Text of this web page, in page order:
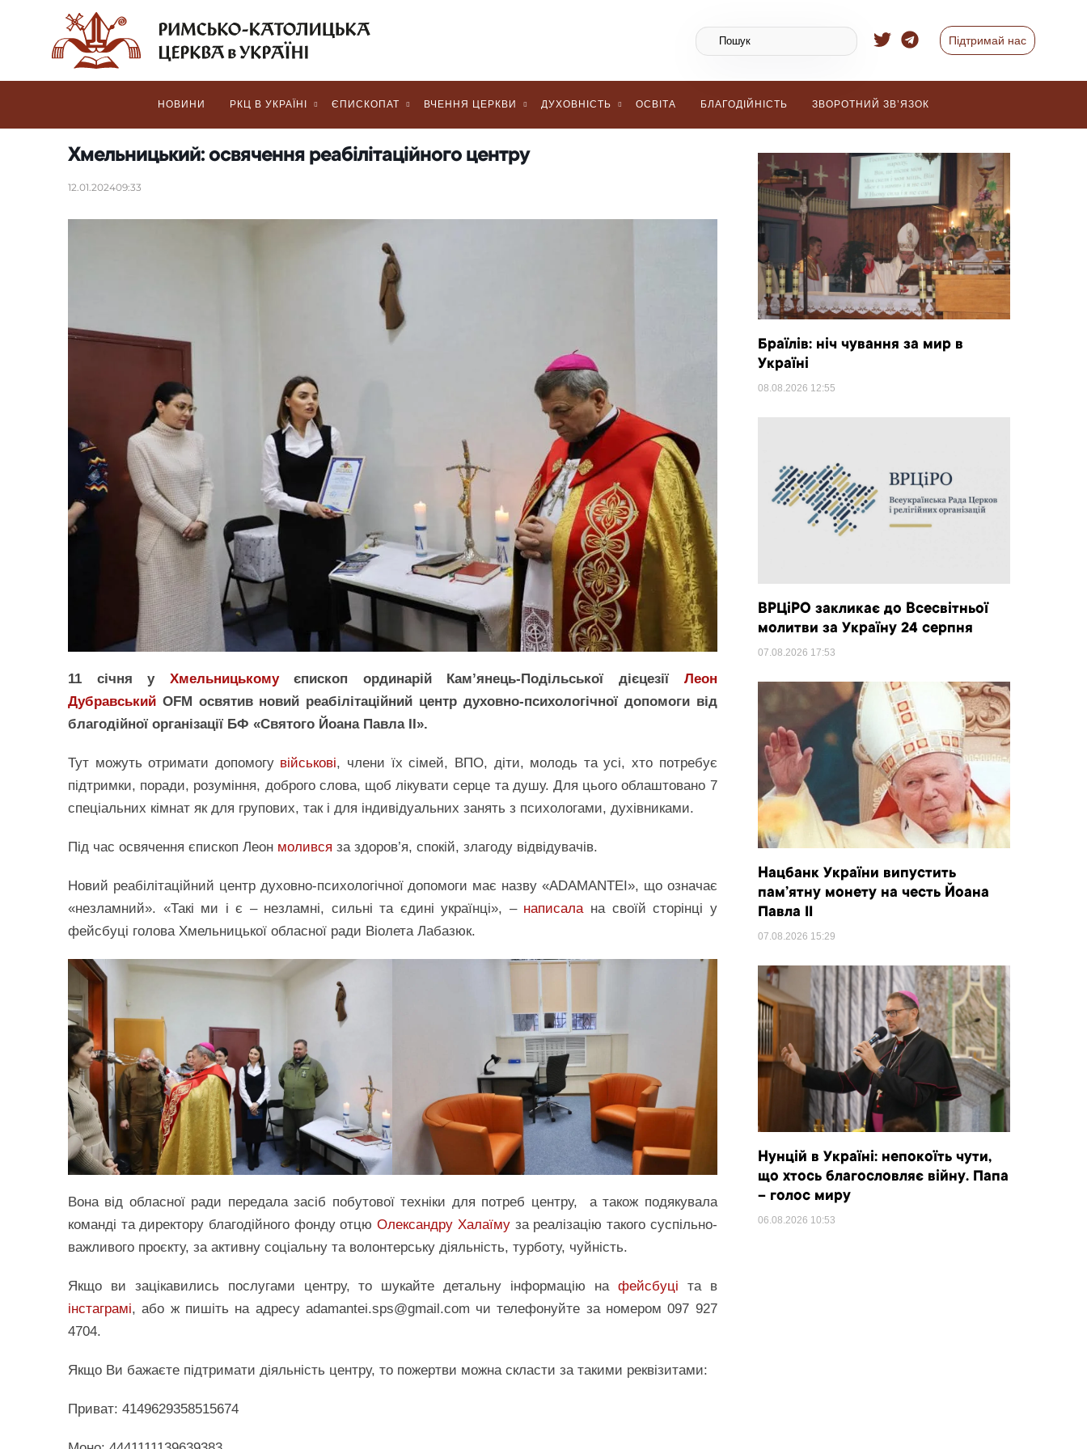
Підтримай нас
НОВИНИ РКЦ В УКРАЇНІ ЄПИСКОПАТ ВЧЕННЯ ЦЕРКВИ ДУХОВНІСТЬ ОСВІТА БЛАГОДІЙНІСТЬ ЗВОРОТНИЙ ЗВ’ЯЗОК
Хмельницький: освячення реабілітаційного центру
12.01.202409:33
11 січня у Хмельницькомуєпископ ординарій Кам’янець-Подільської дієцезії Леон
Дубравський OFM освятив новий реабілітаційний центр духовно-психологічної допомоги від
благодійної організації БФ «Святого Йоана Павла ІІ».
Тут можуть отримати допомогу військові, члени їх сімей, ВПО, діти, молодь та усі, хто потребує
підтримки, поради, розуміння, доброго слова, щоб лікувати серце та душу. Для цього облаштовано 7
спеціальних кімнат як для групових, так і для індивідуальних занять з психологами, духівниками.
Під час освячення єпископ Леон молився за здоров’я, спокій, злагоду відвідувачів.
Новий реабілітаційний центр духовно-психологічної допомоги має назву «ADAMANTEI», що означає
«незламний». «Такі ми і є – незламні, сильні та єдині українці», – написала на своїй сторінці у
фейсбуці голова Хмельницької обласної ради Віолета Лабазюк.
Вона від обласної ради передала засіб побутової техніки для потреб центру, а також подякувала
команді та директору благодійного фонду отцюОлександру Халаїмуза реалізацію такого суспільно-
важливого проєкту, за активну соціальну та волонтерську діяльність, турботу, чуйність.
Якщо ви зацікавились послугами центру, то шукайте детальну інформацію на фейсбуці та в
інстаграмі, або ж пишіть на адресу adamantei.sps@gmail.com чи телефонуйте за номером 097 927
4704.
Якщо Ви бажаєте підтримати діяльність центру, то пожертви можна скласти за такими реквізитами:
Приват: 4149629358515674
Браїлів: ніч чування за мир в
Україні
08.08.2026 12:55
ВРЦіРО закликає до Всесвітньої
молитви за Україну 24 серпня
07.08.2026 17:53
Нацбанк України випустить
пам’ятну монету на честь Йоана
Павла II
07.08.2026 15:29
Нунцій в Україні: непокоїть чути,
що хтось благословляє війну. Папа
– голос миру
06.08.2026 10:53